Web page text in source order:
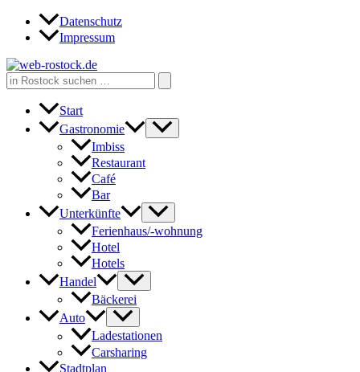
Zum
Inhalt
Datenschutz
Impressum
Search
for:
Start
Gastronomie
Imbiss
Restaurant
Café
Bar
Unterkünfte
Ferienhaus/-wohnung
Hotel
Hotels
Handel
Bäckerei
Auto
Ladestationen
Carsharing
Stadtplan